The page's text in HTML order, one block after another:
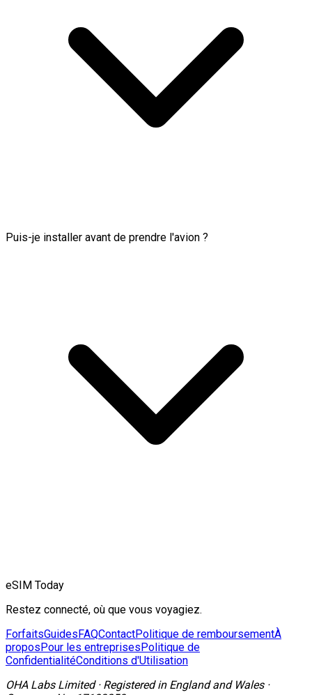
Puis-je installer avant de prendre l'avion ?
eSIM Today
Restez connecté, où que vous voyagiez.
ForfaitsGuidesFAQContactPolitique de remboursementÀ
proposPour les entreprisesPolitique de
ConfidentialitéConditions d'Utilisation
OHA Labs Limited· Registered in England and Wales·